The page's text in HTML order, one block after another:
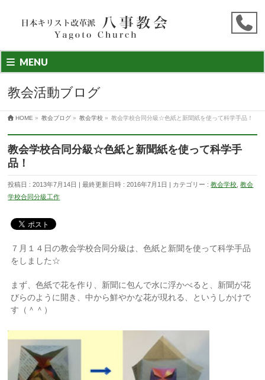
MENU
教会活動ブログ
HOME » 教会ブログ » 教会学校 » 教会学校合同分級☆色紙と新聞紙を使って科学手品！
教会学校合同分級☆色紙と新聞紙を使って科学手
品！
投稿日 : 2013年7月14日 最終更新日時 : 2016年7月1日 カテゴリー :教会学校 ,教会
学校合同分級工作
７月１４日の教会学校合同分級は、色紙と新聞を使って科学手品
をしました☆
まず、色紙で花を作り、新聞に包んで水に浮かべると、新聞が花
びらのように開き、中から鮮やかな花が現れる、というしかけで
す（＾＾）